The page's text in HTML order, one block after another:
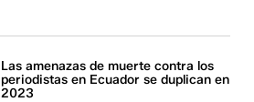
Las amenazas de muerte contra los
periodistas en Ecuador se duplican en
2023